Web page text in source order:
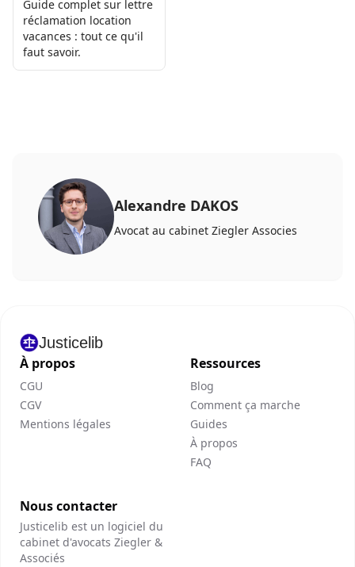
Guide complet sur lettre
réclamation location
vacances : tout ce qu'il
faut savoir.
Alexandre DAKOS
Avocat au cabinet Ziegler Associes
Justicelib
À propos
CGU
CGV
Mentions légales
Ressources
Blog
Comment ça marche
Guides
À propos
FAQ
Nous contacter
Justicelib est un logiciel du
cabinet d'avocats Ziegler &
Associés